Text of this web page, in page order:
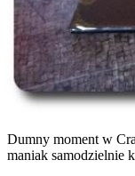
Dumny moment w
maniak samodzielnie